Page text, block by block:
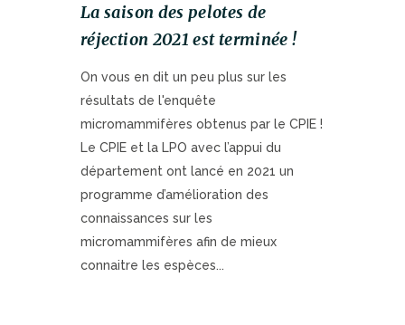
La saison des pelotes de
réjection 2021 est terminée !
On vous en dit un peu plus sur les
résultats de l'enquête
micromammifères obtenus par le CPIE !
Le CPIE et la LPO avec l’appui du
département ont lancé en 2021 un
programme d’amélioration des
connaissances sur les
micromammifères afin de mieux
connaitre les espèces...